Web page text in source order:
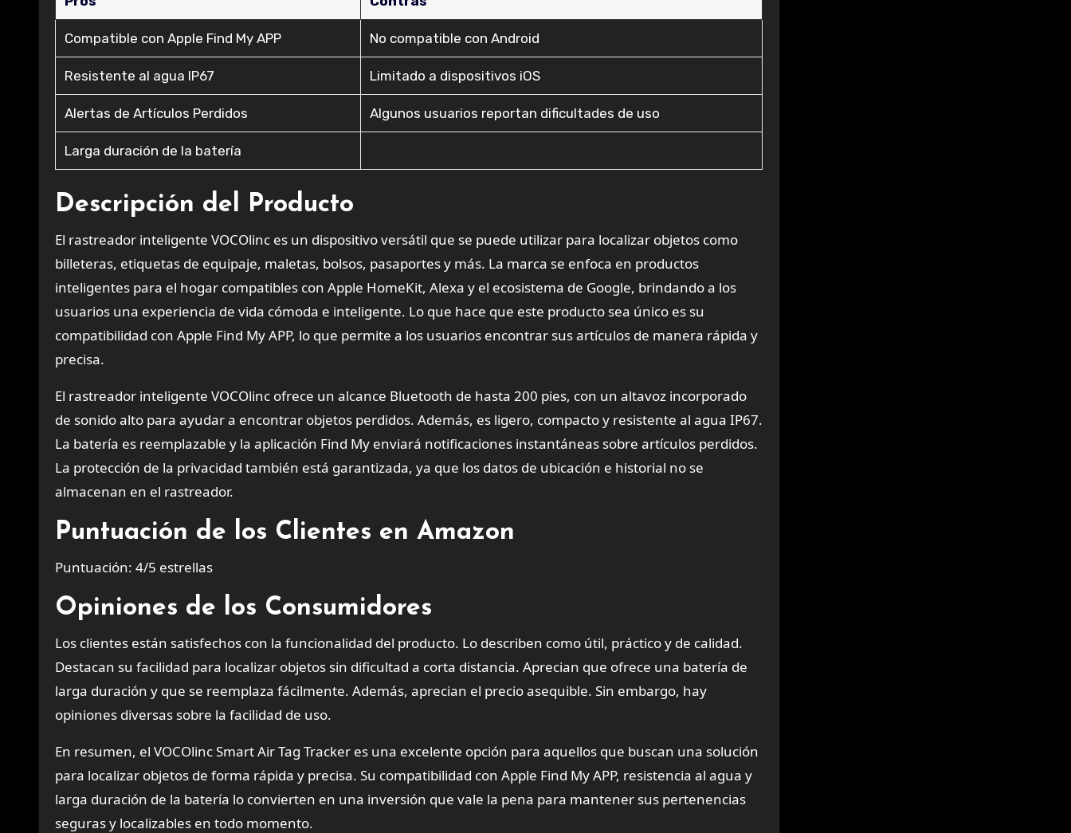
Compatible con Apple Find My APP No compatible con Android
Resistente al agua IP67 Limitado a dispositivos iOS
Alertas de Artículos Perdidos Algunos usuarios reportan dificultades de uso
Larga duración de la batería
Descripción del Producto
El rastreador inteligente VOCOlinc es un dispositivo versátil que se puede utilizar para localizar objetos como
billeteras, etiquetas de equipaje, maletas, bolsos, pasaportes y más. La marca se enfoca en productos
inteligentes para el hogar compatibles con Apple HomeKit, Alexa y el ecosistema de Google, brindando a los
usuarios una experiencia de vida cómoda e inteligente. Lo que hace que este producto sea único es su
compatibilidad con Apple Find My APP, lo que permite a los usuarios encontrar sus artículos de manera rápida y
precisa.
El rastreador inteligente VOCOlinc ofrece un alcance Bluetooth de hasta 200 pies, con un altavoz incorporado
de sonido alto para ayudar a encontrar objetos perdidos. Además, es ligero, compacto y resistente al agua IP67.
La batería es reemplazable y la aplicación Find My enviará notificaciones instantáneas sobre artículos perdidos.
La protección de la privacidad también está garantizada, ya que los datos de ubicación e historial no se
almacenan en el rastreador.
Puntuación de los Clientes en Amazon
Puntuación: 4/5 estrellas
Opiniones de los Consumidores
Los clientes están satisfechos con la funcionalidad del producto. Lo describen como útil, práctico y de calidad.
Destacan su facilidad para localizar objetos sin dificultad a corta distancia. Aprecian que ofrece una batería de
larga duración y que se reemplaza fácilmente. Además, aprecian el precio asequible. Sin embargo, hay
opiniones diversas sobre la facilidad de uso.
En resumen, el VOCOlinc Smart Air Tag Tracker es una excelente opción para aquellos que buscan una solución
para localizar objetos de forma rápida y precisa. Su compatibilidad con Apple Find My APP, resistencia al agua y
larga duración de la batería lo convierten en una inversión que vale la pena para mantener sus pertenencias
seguras y localizables en todo momento.